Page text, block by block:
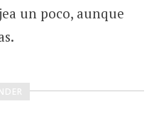
un poco, aunque